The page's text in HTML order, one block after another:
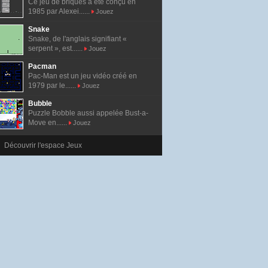
Ce jeu de briques a été conçu en
1985 par Alexei......
Jouez
Snake
Snake, de l'anglais signifiant «
serpent », est......
Jouez
Pacman
Pac-Man est un jeu vidéo créé en
1979 par le......
Jouez
Bubble
Puzzle Bobble aussi appelée Bust-a-
Move en......
Jouez
Découvrir l'espace Jeux